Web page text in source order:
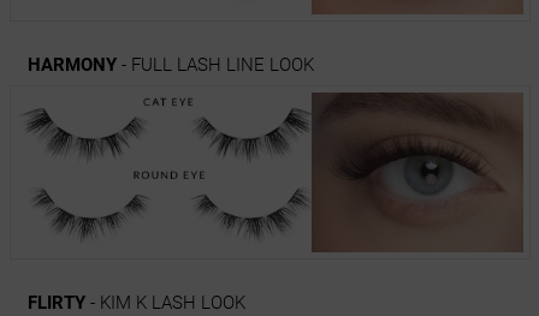
HARMONY- FULL LASH LINE LOOK
FLIRTY- KIM K LASH LOOK